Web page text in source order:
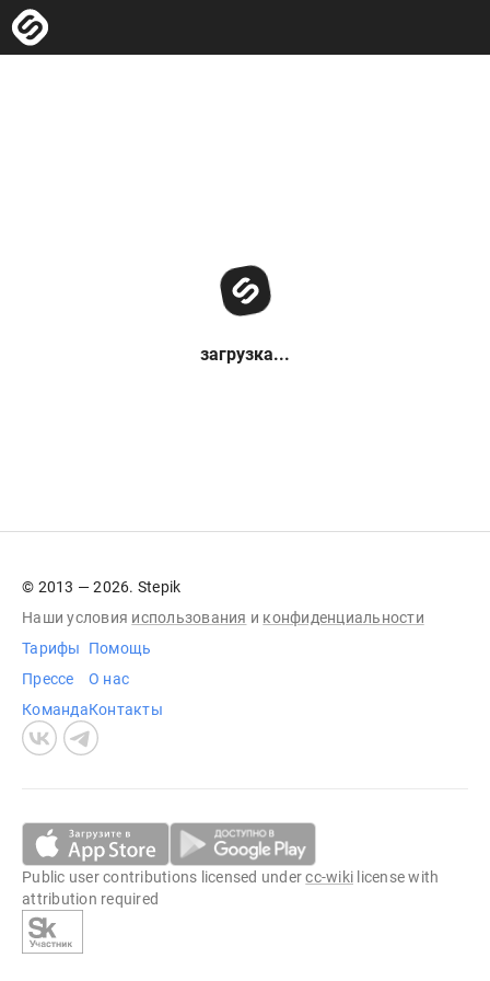
загрузка...
© 2013 — 2026. Stepik
Наши условия использования и конфиденциальности
Тарифы
Прессе
Команда
Помощь
О нас
Контакты
Public user contributions licensed undercc-wiki license with
attribution required